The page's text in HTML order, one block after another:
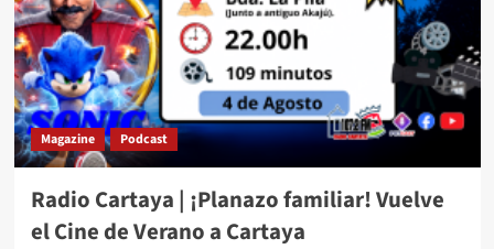
Magazine Podcast
Radio Cartaya | ¡Planazo familiar! Vuelve
el Cine de Verano a Cartaya